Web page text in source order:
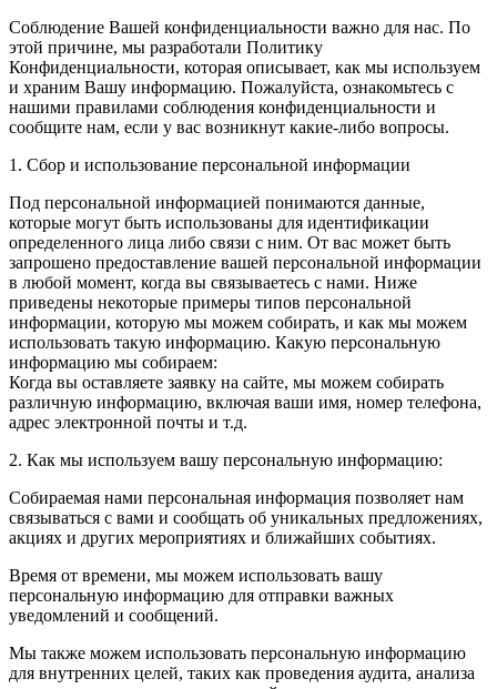
Соблюдение Вашей конфиденциальности важно для нас. По
этой причине, мы разработали Политику
Конфиденциальности, которая описывает, как мы используем
и храним Вашу информацию. Пожалуйста, ознакомьтесь с
нашими правилами соблюдения конфиденциальности и
сообщите нам, если у вас возникнут какие-либо вопросы.
1. Сбор и использование персональной информации
Под персональной информацией понимаются данные,
которые могут быть использованы для идентификации
определенного лица либо связи с ним. От вас может быть
запрошено предоставление вашей персональной информации
в любой момент, когда вы связываетесь с нами. Ниже
приведены некоторые примеры типов персональной
информации, которую мы можем собирать, и как мы можем
использовать такую информацию. Какую персональную
информацию мы собираем:
Когда вы оставляете заявку на сайте, мы можем собирать
различную информацию, включая ваши имя, номер телефона,
адрес электронной почты и т.д.
2. Как мы используем вашу персональную информацию:
Собираемая нами персональная информация позволяет нам
связываться с вами и сообщать об уникальных предложениях,
акциях и других мероприятиях и ближайших событиях.
Время от времени, мы можем использовать вашу
персональную информацию для отправки важных
уведомлений и сообщений.
Мы также можем использовать персональную информацию
для внутренних целей, таких как проведения аудита, анализа